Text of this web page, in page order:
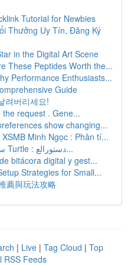
Tutorial for Newbies
Thưởng Uy Tín, Đăng Ký
in the Digital Art Scene
These Peptides Worth the...
Performance Enthusiasts...
Guide
려버리세요!
request . Gene...
show changing...
Minh Ngọc : Phân tí...
ساخت بازی مار با پایتون و Turtle : دستورالع...
bitácora digital y gest...
Strategies for Small...
薦與玩法攻略
| Live | Tag Cloud | Top
RSS Feeds